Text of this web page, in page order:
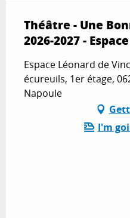
Théâtre - Une
2026-2027 -
Espace Léonard de
écureuils, 1er étage,
Napoule
I'm